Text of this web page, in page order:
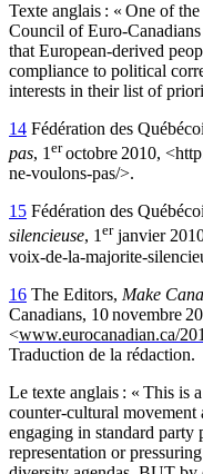
Texte anglais : « One of
Council of Euro-
that European-derived
compliance to political
interests in their list of
14 Fédération des
pas, 1eroctobre 2010,
ne-voulons-pas/>.
15 Fédération des
silencieuse, 1erjanvier
voix-de-la-majorite-
16 The Editors, Make
Canadians, 10 novembre
<www.eurocanadian.ca/
Traduction de la rédaction.
Le texte anglais : « This is
counter-cultural movement
engaging in standard
representation or